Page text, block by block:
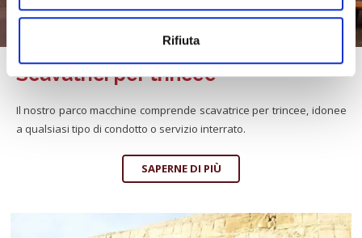
Rifiuta
Scavatrici per trincee
Il nostro parco macchine comprende scavatrice per trincee, idonee
a qualsiasi tipo di condotto o servizio interrato.
SAPERNE DI PIÙ